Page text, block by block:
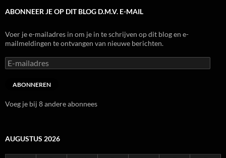
ABONNEER JE OP DIT BLOG D.M.V. E-MAIL
Voer je e-mailadres in om je in te schrijven op dit blog en e-
mailmeldingen te ontvangen van nieuwe berichten.
E-
mailadres
ABONNEREN
Voeg je bij 8 andere abonnees
AUGUSTUS 2026